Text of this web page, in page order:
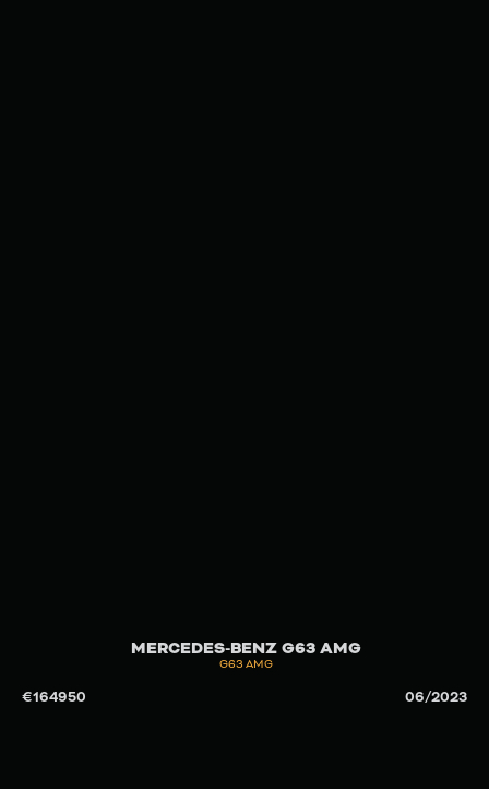
€164950
MERCEDES-BENZ G63 AMG
G63 AMG
06/2023